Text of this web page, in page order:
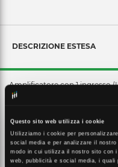
Questo sito web utilizza i cookie
Utilizziamo i cookie per
social media e per analizzare il
modo in cui utilizza il nostro sito con
web, pubblicità e social media, i quali
DESCRIZIONE ESTESA
Amplificatore con 1 ingresso
42dB e livello di uscita fino a
integrato per eliminare le